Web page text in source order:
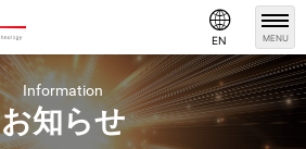
MENU
EN
Information
お知らせ